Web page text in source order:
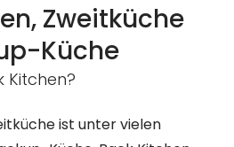
Zweitküche
Küche
Kitchen?
ist unter vielen